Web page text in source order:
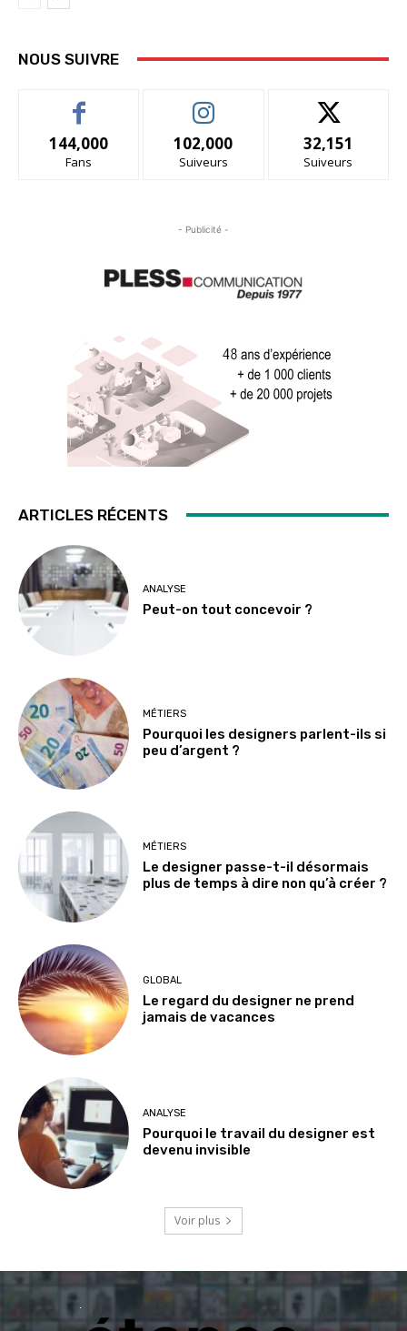
NOUS SUIVRE
144,000
Fans
102,000
Suiveurs
32,151
Suiveurs
- Publicité -
ARTICLES RÉCENTS
ANALYSE
Peut-on tout concevoir ?
MÉTIERS
Pourquoi les designers parlent-ils si
peu d’argent ?
MÉTIERS
Le designer passe-t-il désormais
plus de temps à dire non qu’à créer ?
GLOBAL
Le regard du designer ne prend
jamais de vacances
ANALYSE
Pourquoi le travail du designer est
devenu invisible
Voir plus